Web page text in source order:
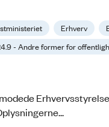
Erhverv
- Andre former for